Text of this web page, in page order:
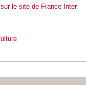
le site de France Inter